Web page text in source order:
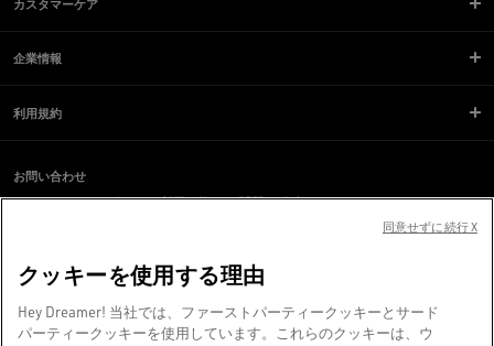
カスタマーケア
企業情報
利用規約
お問い合わせ
スクリーンリーダーのご利用に際し、問題が発生していますか？
ヴェネツィアより、❤ を込めて。
Golden Goose SpA（単独株主）©2026 - All Rights Reserved.詳細情報
クッキーを使用する理由
Hey Dreamer! 当社では、ファーストパーティークッキーとサード
パーティークッキーを使用しています。これらのクッキーは、ウ
同意せずに続行 X